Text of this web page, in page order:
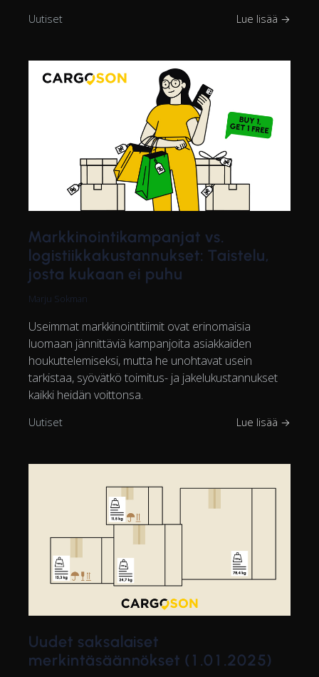
Uutiset Lue lisää →
Markkinointikampanjat vs.
logistiikkakustannukset: Taistelu,
josta kukaan ei puhu
Marju Sokman
Useimmat markkinointitiimit ovat erinomaisia
luomaan jännittäviä kampanjoita asiakkaiden
houkuttelemiseksi, mutta he unohtavat usein
tarkistaa, syövätkö toimitus- ja jakelukustannukset
kaikki heidän voittonsa.
Uutiset Lue lisää →
Uudet saksalaiset
merkintäsäännökset (1.01.2025)